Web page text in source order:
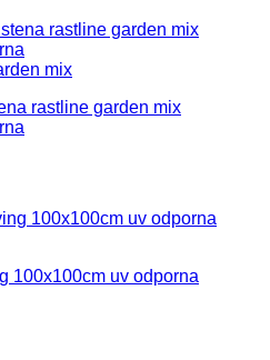
€.
rastline garden mix
€.
100x100cm uv odporna